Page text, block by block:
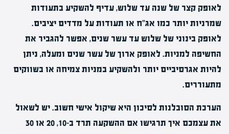
לאופק קצר של שנה עד שלוש, עדיף להשקיע בתעודות
שמרניות יותר כמו אג"ח או תעודות על מדדים יציבים.
לאופק בינוני של שלוש עד עשר שנים, אפשר להגביר את
החשיפה למניות. לאופק ארוך של עשר שנים ומעלה, ניתן
להיות אגרסיביים יותר ולהשקיע במניות צמיחה או בשווקים
מתעוררים.
הערכת הסובלנות לסיכון היא שיקול אישי חשוב. יש לשאול
את עצמכם איך תרגישו אם ההשקעה תרד ב-10, 20 או 30